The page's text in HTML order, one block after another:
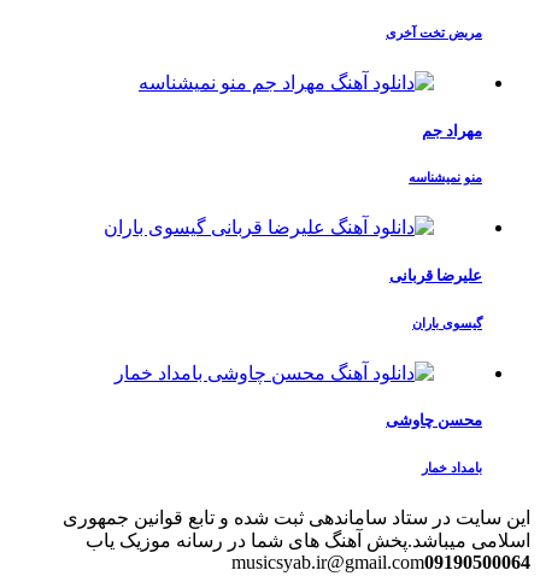
مریض تخت آخری
مهراد جم
منو نمیشناسه
علیرضا قربانی
گیسوی باران
محسن چاوشی
بامداد خمار
این سایت در ستاد ساماندهی ثبت شده و تابع قوانین جمهوری
اسلامی میباشد.پخش آهنگ های شما در رسانه موزیک یاب
musicsyab.ir@gmail.com09190500064